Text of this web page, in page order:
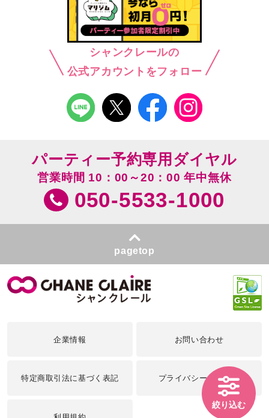
シャンクレールの
公式アカウントをフォロー
絞り込む
パーティー予約専用ダイヤル
営業時間 10：00～20：00 年中無休
050-5533-1000
pagetop
企業情報 お問い合わせ
特定商取引法に基づく表記 プライバシーポリシー